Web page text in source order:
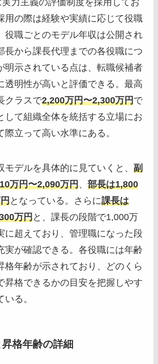
用の際は経験や実績に応じて役職
役職ごとのモデル年収は公開され
長から課長代理までの各役職につ
明示されている点は、転職候補者
透明性が高いと評価できる。最高
クラスで2,200万円〜2,300万円で
して組織全体を統括する立場にお
際立って高い水準にある。
モデルを具体的に見ていくと、副
万円〜2,090万円、部長は1,800
となっている。さらに課長は
万円と、課長の段階で1,000万
に超えており、管理職になった段
実が確認できる。各役職には年齢
格年齢が示されており、どのくら
昇格できるかの目安を把握しやす
る。
格年齢の詳細